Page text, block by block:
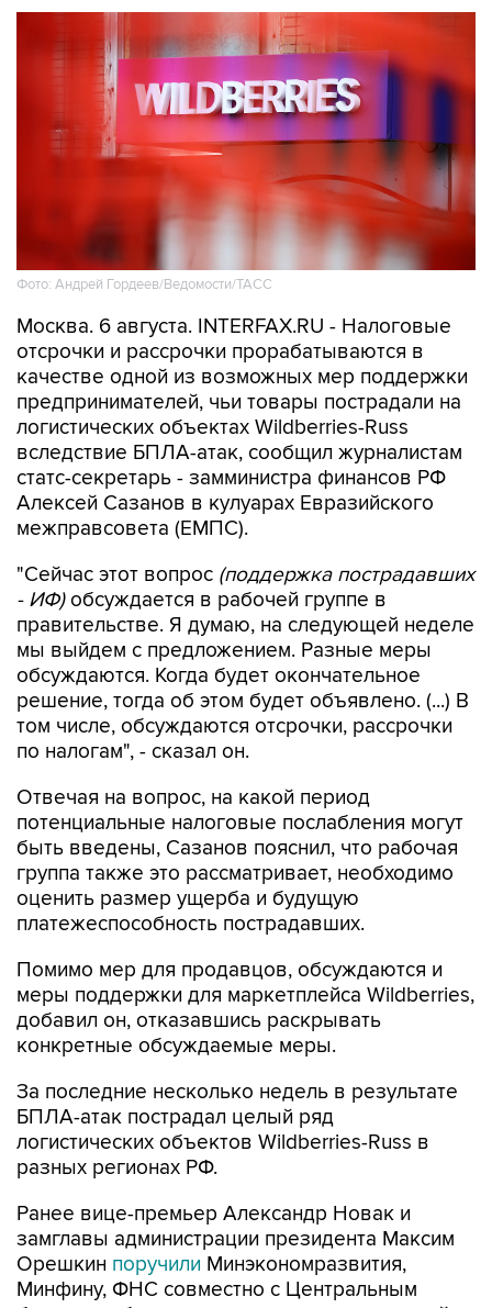
Фото: Андрей Гордеев/Ведомости/ТАСС
Москва. 6 августа. INTERFAX.RU - Налоговые
отсрочки и рассрочки прорабатываются в
качестве одной из возможных мер поддержки
предпринимателей, чьи товары пострадали на
логистических объектах Wildberries-Russ
вследствие БПЛА-атак, сообщил журналистам
статс-секретарь - замминистра финансов РФ
Алексей Сазанов в кулуарах Евразийского
межправсовета (ЕМПС).
"Сейчас этот вопрос (поддержка пострадавших
- ИФ)обсуждается в рабочей группе в
правительстве. Я думаю, на следующей неделе
мы выйдем с предложением. Разные меры
обсуждаются. Когда будет окончательное
решение, тогда об этом будет объявлено. (...) В
том числе, обсуждаются отсрочки, рассрочки
по налогам", - сказал он.
Отвечая на вопрос, на какой период
потенциальные налоговые послабления могут
быть введены, Сазанов пояснил, что рабочая
группа также это рассматривает, необходимо
оценить размер ущерба и будущую
платежеспособность пострадавших.
Помимо мер для продавцов, обсуждаются и
меры поддержки для маркетплейса Wildberries,
добавил он, отказавшись раскрывать
конкретные обсуждаемые меры.
За последние несколько недель в результате
БПЛА-атак пострадал целый ряд
логистических объектов Wildberries-Russ в
разных регионах РФ.
Ранее вице-премьер Александр Новак и
замглавы администрации президента Максим
Орешкин поручили Минэкономразвития,
Минфину, ФНС совместно с Центральным